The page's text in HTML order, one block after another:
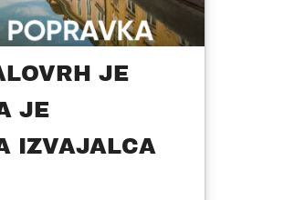
JE
JE
IZVAJALCA